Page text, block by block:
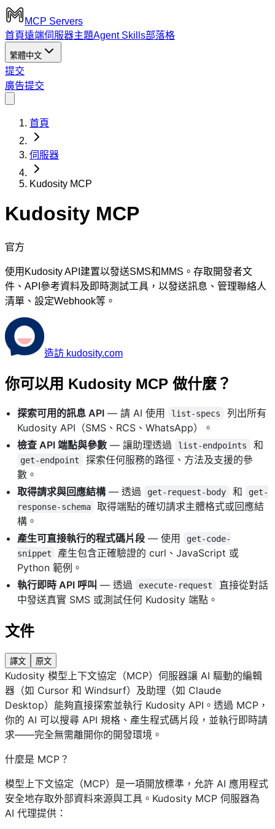
MCP Servers
首頁遠端伺服器主題Agent Skills部落格
繁體中文
提交
廣告提交
首頁
伺服器
Kudosity MCP
Kudosity MCP
官方
使用Kudosity API建置以發送SMS和MMS。存取開發者文
件、API參考資料及即時測試工具，以發送訊息、管理聯絡人
清單、設定Webhook等。
造訪 kudosity.com
你可以用 Kudosity MCP 做什麼？
探索可用的訊息 API — 請 AI 使用 list-specs
列出所有
Kudosity API（SMS、RCS、WhatsApp）。
檢查 API 端點與參數 — 讓助理透過 list-endpoints 和
get-endpoint
探索任何服務的路徑、方法及支援的參
數。
取得請求與回應結構— 透過 get-request-body 和
get-
response-schema
取得端點的確切請求主體格式或回應結
構。
產生可直接執行的程式碼片段 — 使用
get-code-
snippet
產生包含正確驗證的 curl、JavaScript 或
Python 範例。
執行即時 API 呼叫 — 透過 execute-request
直接從對話
中發送真實 SMS 或測試任何 Kudosity 端點。
文件
譯文 原文
Kudosity 模型上下文協定（MCP）伺服器讓 AI 驅動的編輯
器（如 Cursor 和 Windsurf）及助理（如 Claude
Desktop）能夠直接探索並執行 Kudosity API。透過 MCP，
你的 AI 可以搜尋 API 規格、產生程式碼片段，並執行即時請
求——完全無需離開你的開發環境。
什麼是 MCP？
模型上下文協定（MCP）是一項開放標準，允許 AI 應用程式
安全地存取外部資料來源與工具。Kudosity MCP 伺服器為
AI 代理提供：